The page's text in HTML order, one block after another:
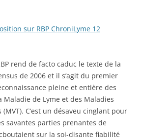
sur RBP ChroniLyme 12
rend de facto caduc le texte de la
de 2006 et il s’agit du premier
pleine et entière des
Maladie de Lyme et des Maladies
C’est un désaveu cinglant pour
savantes parties prenantes de
sur la soi-disante fiabilité